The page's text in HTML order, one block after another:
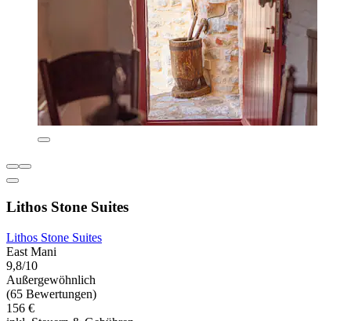
Lithos Stone Suites
Lithos Stone Suites
East Mani
9,8/10
Außergewöhnlich
(65 Bewertungen)
156 €